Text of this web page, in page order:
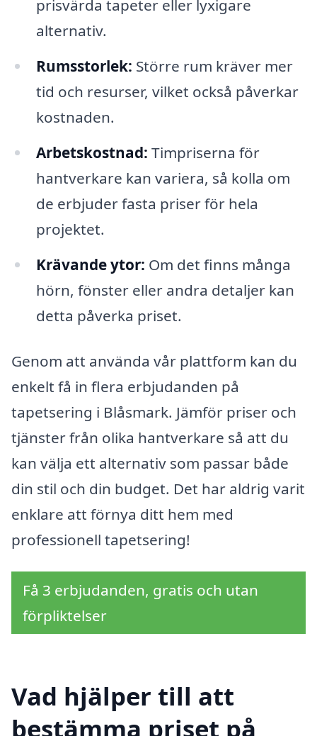
prisvärda tapeter eller lyxigare
alternativ.
Rumsstorlek: Större rum kräver mer
tid och resurser, vilket också påverkar
kostnaden.
Arbetskostnad: Timpriserna för
hantverkare kan variera, så kolla om
de erbjuder fasta priser för hela
projektet.
Krävande ytor: Om det finns många
hörn, fönster eller andra detaljer kan
detta påverka priset.
Genom att använda vår plattform kan du
enkelt få in flera erbjudanden på
tapetsering i Blåsmark. Jämför priser och
tjänster från olika hantverkare så att du
kan välja ett alternativ som passar både
din stil och din budget. Det har aldrig varit
enklare att förnya ditt hem med
professionell tapetsering!
Få 3 erbjudanden, gratis och utan
förpliktelser
Vad hjälper till att
bestämma priset på